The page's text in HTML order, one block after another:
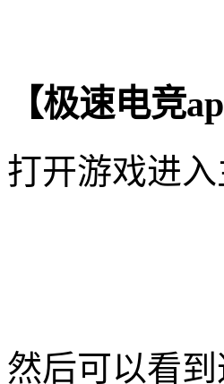
【极速电竞
打开游戏进
然后可以看